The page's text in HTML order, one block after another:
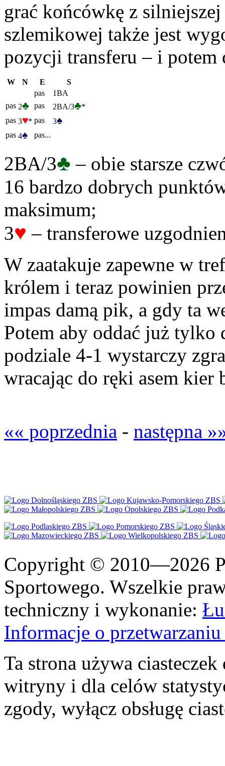
grać końcówkę z
szlemikowej także jest
pozycji transferu – i
W N E
S
pas
1BA
pas 2♣ pas 2BA/3♣*
pas 3♥* pas 3♠
pas 4♠ pas...
2BA/3♣ – obie starsze
16 bardzo dobrych
maksimum;
3♥ – transferowe
W zaatakuje zapewne w
królem i teraz powinien
impas damą pik, a gdy ta
Potem aby oddać już tylko
podziale 4-1 wystarczy
wracając do ręki asem kier
«« poprzednia - następna
Copyright © 2010—2026
Sportowego. Wszelkie
techniczny i wykonanie:
Informacje o
Ta strona używa
witryny i dla celów
zgody, wyłącz obsługę